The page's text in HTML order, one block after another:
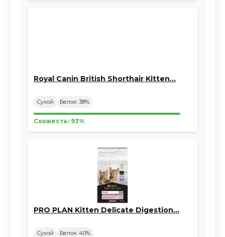
Royal Canin British Shorthair Kitten…
Сухой Белок: 38%
Схожесть: 93%
PRO PLAN Kitten Delicate Digestion…
Сухой Белок: 40%